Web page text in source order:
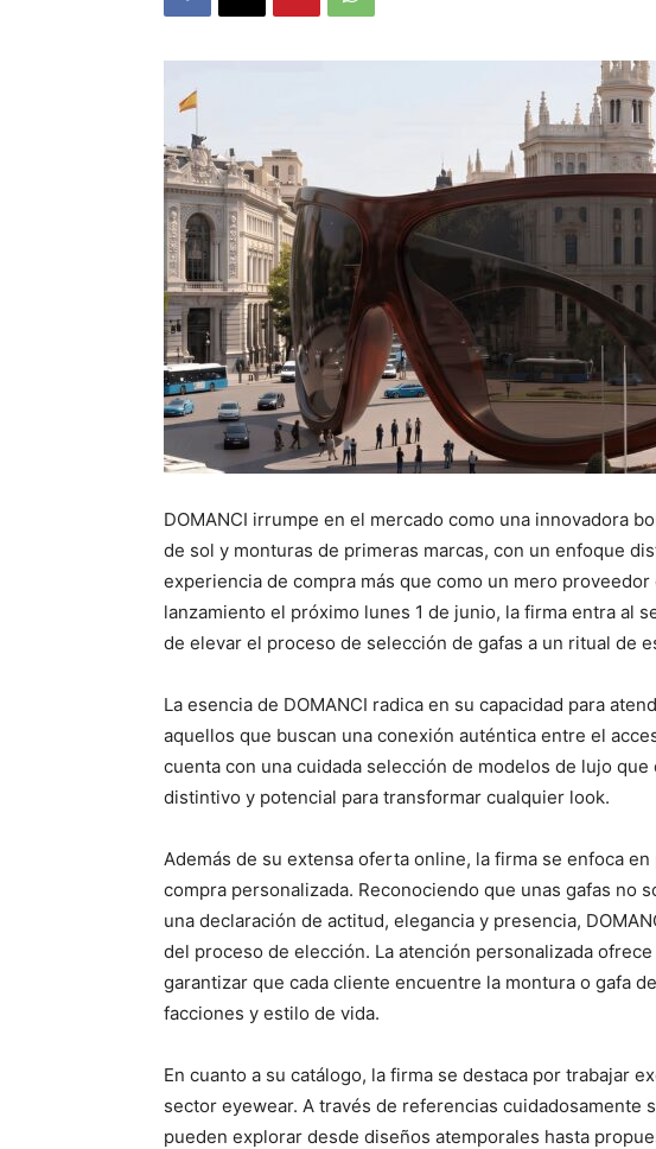
DOMANCI irrumpe en el mercado como una innovadora
de sol y monturas de primeras marcas, con un enfoque
experiencia de compra más que como un mero
lanzamiento el próximo lunes 1 de junio, la firma entra al
de elevar el proceso de selección de gafas a un ritual de
La esencia de DOMANCI radica en su capacidad para
aquellos que buscan una conexión auténtica entre el
cuenta con una cuidada selección de modelos de lujo
distintivo y potencial para transformar cualquier look.
Además de su extensa oferta online, la firma se enfoca
compra personalizada. Reconociendo que unas gafas no
una declaración de actitud, elegancia y presencia,
del proceso de elección. La atención personalizada
garantizar que cada cliente encuentre la montura o gafa
facciones y estilo de vida.
En cuanto a su catálogo, la firma se destaca por trabajar
sector eyewear. A través de referencias cuidadosamente
pueden explorar desde diseños atemporales hasta